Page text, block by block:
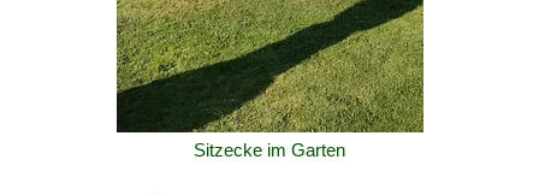
Sitzecke im Garten